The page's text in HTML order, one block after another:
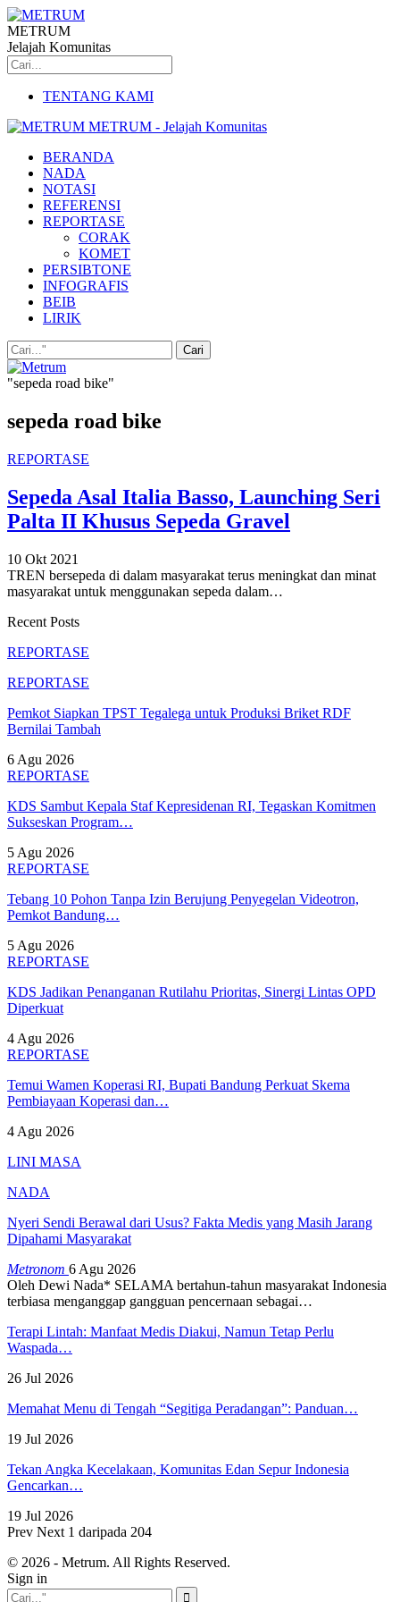
METRUM
Jelajah Komunitas
TENTANG KAMI
METRUM - Jelajah Komunitas
BERANDA
NADA
NOTASI
REFERENSI
REPORTASE
CORAK
KOMET
PERSIBTONE
INFOGRAFIS
BEIB
LIRIK
"sepeda road bike"
sepeda road bike
REPORTASE
Sepeda Asal Italia Basso, Launching Seri
Palta II Khusus Sepeda Gravel
10 Okt 2021
TREN bersepeda di dalam masyarakat terus meningkat dan minat
masyarakat untuk menggunakan sepeda dalam…
Recent Posts
REPORTASE
REPORTASE
Pemkot Siapkan TPST Tegalega untuk Produksi Briket RDF
Bernilai Tambah
6 Agu 2026
REPORTASE
KDS Sambut Kepala Staf Kepresidenan RI, Tegaskan Komitmen
Sukseskan Program…
5 Agu 2026
REPORTASE
Tebang 10 Pohon Tanpa Izin Berujung Penyegelan Videotron,
Pemkot Bandung…
5 Agu 2026
REPORTASE
KDS Jadikan Penanganan Rutilahu Prioritas, Sinergi Lintas OPD
Diperkuat
4 Agu 2026
REPORTASE
Temui Wamen Koperasi RI, Bupati Bandung Perkuat Skema
Pembiayaan Koperasi dan…
4 Agu 2026
LINI MASA
NADA
Nyeri Sendi Berawal dari Usus? Fakta Medis yang Masih Jarang
Dipahami Masyarakat
Metronom 6 Agu 2026
Oleh Dewi Nada* SELAMA bertahun-tahun masyarakat Indonesia
terbiasa menganggap gangguan pencernaan sebagai…
Terapi Lintah: Manfaat Medis Diakui, Namun Tetap Perlu
Waspada…
26 Jul 2026
Memahat Menu di Tengah “Segitiga Peradangan”: Panduan…
19 Jul 2026
Tekan Angka Kecelakaan, Komunitas Edan Sepur Indonesia
Gencarkan…
19 Jul 2026
Prev Next 1 daripada 204
© 2026 - Metrum. All Rights Reserved.
Sign in